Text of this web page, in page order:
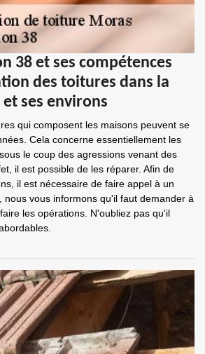
38 et ses compétences
des toitures dans la
ses environs
qui composent les maisons peuvent se
Cela concerne essentiellement les
le coup des agressions venant des
il est possible de les réparer. Afin de
il est nécessaire de faire appel à un
nous vous informons qu'il faut demander à
les opérations. N'oubliez pas qu'il